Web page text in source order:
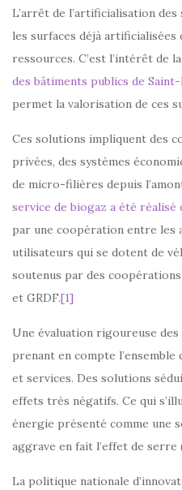
L’arrêt de l’artificialisation
les surfaces déjà artificialisées
ressources. C’est l’intérêt de la
des bâtiments publics de
permet la valorisation de ces
Ces solutions impliquent des
privées, des systèmes
de micro-filières depuis l’amont
service de biogaz a été réalisé
par une coopération entre les
utilisateurs qui se dotent de
soutenus par des
et GRDF.[1]
Une évaluation rigoureuse
prenant en compte
et services. Des solutions
effets très négatifs. Ce qui
énergie présenté comme une
aggrave en fait l’effet de serre
La politique nationale